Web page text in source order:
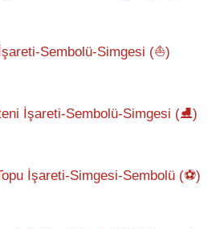
Sembolü-Simgesi (⛵)
İşareti-Sembolü-Simgesi (⛸)
İşareti-Simgesi-Sembolü (⚽)